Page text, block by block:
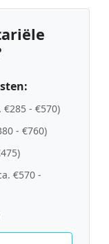
€285 - €570)
- €760)
€570 -